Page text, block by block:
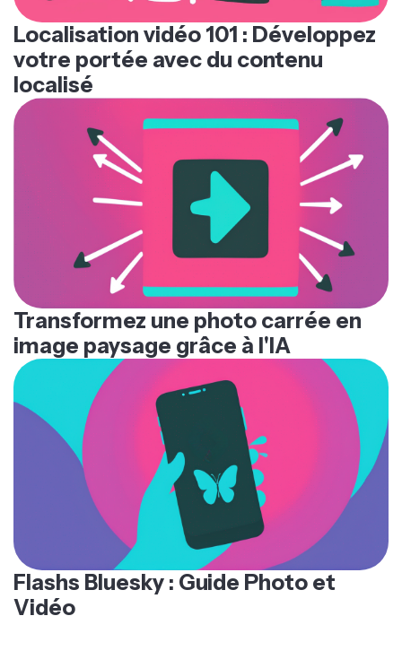
Localisation vidéo 101 : Développez
votre portée avec du contenu
localisé
Transformez une photo carrée en
image paysage grâce à l'IA
Flashs Bluesky : Guide Photo et
Vidéo